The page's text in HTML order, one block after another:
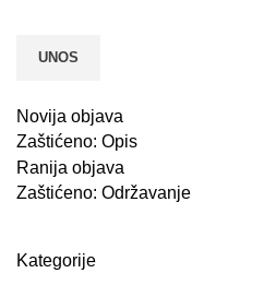
Novija objava
Zaštićeno: Opis
Ranija objava
Zaštićeno: Održavanje
Kategorije